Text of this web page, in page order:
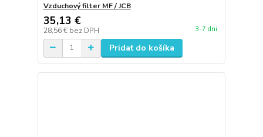
Vzduchový filter MF / JCB
35,13 €
28,56 € bez DPH 3-7 dni
Pridať do košíka